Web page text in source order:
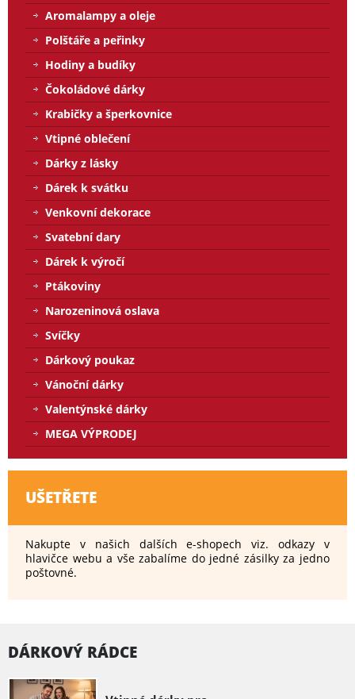
Aromalampy a oleje
Polštáře a peřinky
Hodiny a budíky
Čokoládové dárky
Krabičky a šperkovnice
Vtipné oblečení
Dárky z lásky
Dárek k svátku
Venkovní dekorace
Svatební dary
Dárek k výročí
Ptákoviny
Narozeninová oslava
Svíčky
Dárkový poukaz
Vánoční dárky
Valentýnské dárky
MEGA VÝPRODEJ
UŠETŘETE
Nakupte v našich dalších e-shopech viz. odkazy v
hlavičce webu a vše zabalíme do jedné zásilky za jedno
poštovné.
DÁRKOVÝ RÁDCE